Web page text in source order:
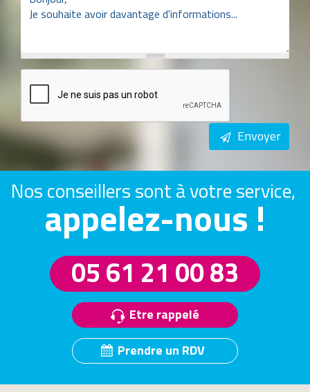
Envoyer
Nos conseillers sont à votre service,
appelez-nous !
05 61 21 00 83
Etre rappelé
Prendre un RDV